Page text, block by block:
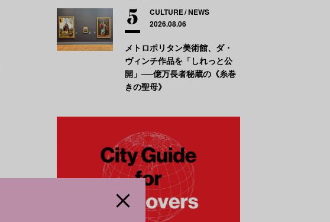
CULTURE NEWS
2026.08.06
メトロポリタン美術館、ダ・
ヴィンチ作品を「しれっと公
開」──億万長者秘蔵の《糸巻
きの聖母》